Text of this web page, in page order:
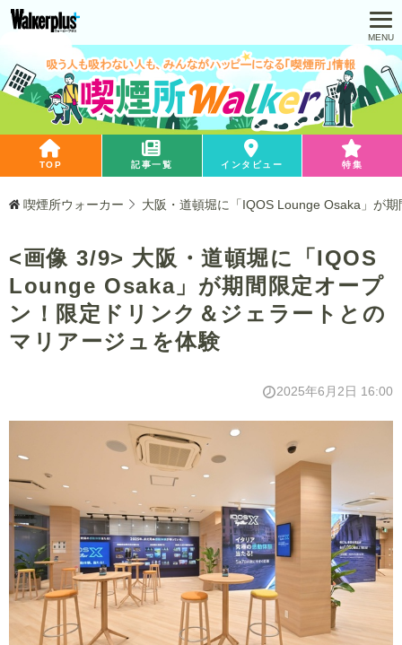
TOP 記事一覧 インタビュー 特集
喫煙所ウォーカー 大阪・道頓堀に「IQOS Lounge Osaka」が
<画像 3/9> 大阪・道頓堀に「IQOS
Lounge Osaka」が期間限定オープ
ン！限定ドリンク＆ジェラートとの
マリアージュを体験
2025年6月2日 16:00